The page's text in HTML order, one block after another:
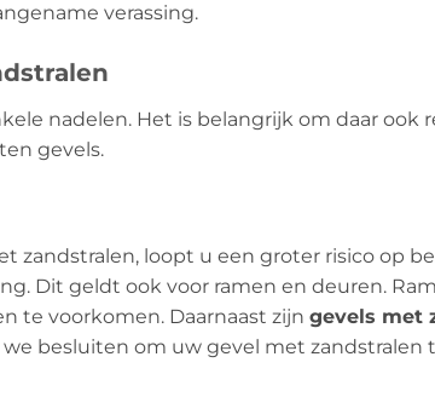
verassing.
nadelen. Het is belangrijk om daar
gevels.
zandstralen, loopt u een groter risico op
Dit geldt ook voor ramen en deuren.
te voorkomen. Daarnaast zijn gevels met
besluiten om uw gevel met